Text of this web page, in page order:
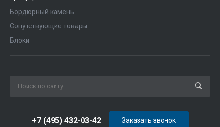
Бордюрный камень
Сопутствующие товары
Блоки
+7 (495) 432-03-42 Заказать звонок